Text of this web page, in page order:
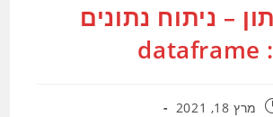
– ניתוח נתונים
מרץ 18, 2021